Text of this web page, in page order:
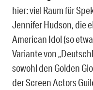
hier: viel Raum für
Jennifer Hudson, die
American Idol (so
Variante von
sowohl den Golden
der Screen Actors